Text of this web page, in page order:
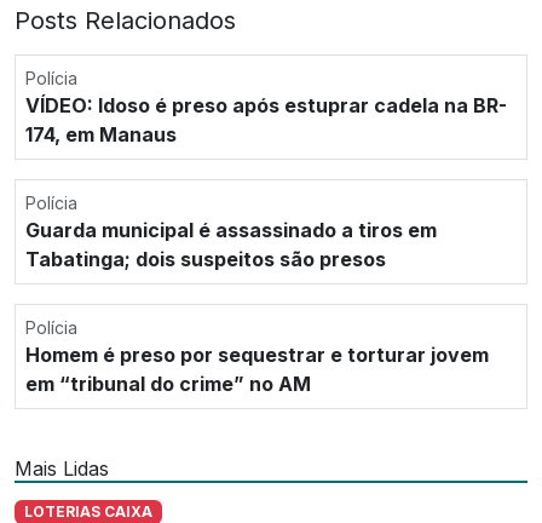
Posts Relacionados
Polícia
VÍDEO: Idoso é preso após estuprar cadela na BR-
174, em Manaus
Polícia
Guarda municipal é assassinado a tiros em
Tabatinga; dois suspeitos são presos
Polícia
Homem é preso por sequestrar e torturar jovem
em “tribunal do crime” no AM
Mais Lidas
LOTERIAS CAIXA